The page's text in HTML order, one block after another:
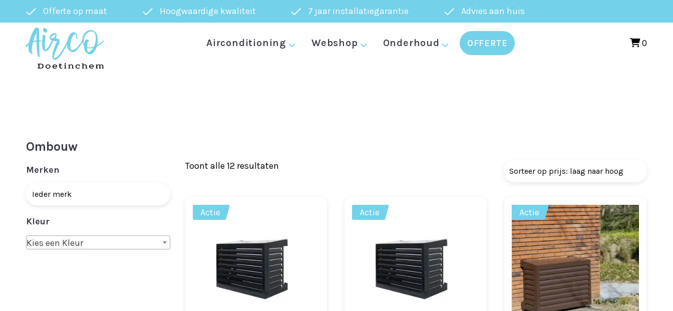
Offerte op maat Hoogwaardige kwaliteit 7 jaar installatiegarantie Advies aan huis
Airconditioning Webshop Onderhoud OFFERTE 0
Ombouw
Merken
Kleur
Kies een Kleur
Toont alle 12 resultatenGesorteerd
Actie Actie Actie